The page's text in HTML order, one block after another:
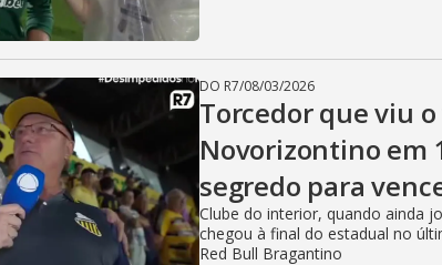
DO R7/08/03/2026
Torcedor que viu o
Novorizontino em
segredo para
Clube do interior, quando ainda
chegou à final do estadual no
Red Bull Bragantino